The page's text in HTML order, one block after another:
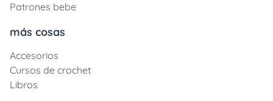
Patrones bebe
más cosas
Accesorios
Cursos de crochet
Libros